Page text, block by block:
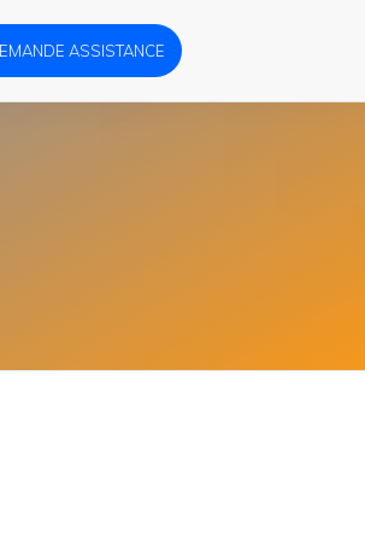
ASSISTANCE